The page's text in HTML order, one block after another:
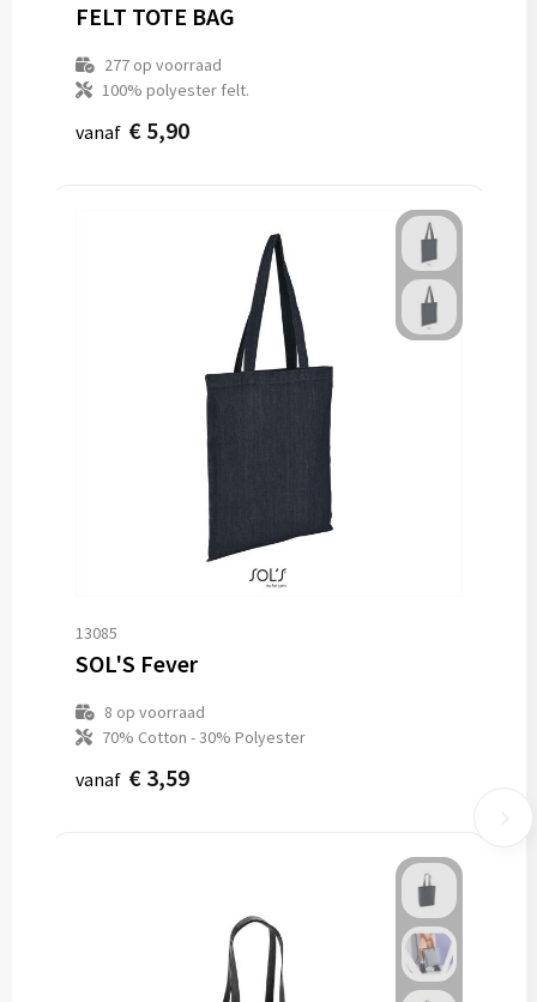
FELT TOTE BAG
277op voorraad
100% polyester felt.
vanaf € 5,90
13085
SOL'S Fever
8 op voorraad
70% Cotton - 30% Polyester
vanaf € 3,59